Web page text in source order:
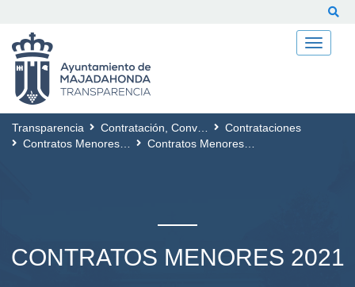
Transparencia Contratación, Convenios, Subvenciones y Coste de los Servicios
Contrataciones
Contratos Menores Formalizados
Contratos Menores 2021
CONTRATOS MENORES 2021